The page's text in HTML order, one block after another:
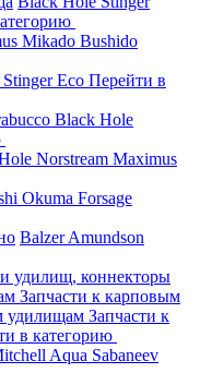
Mikado Bushido
StingerEco Перейти в
Black Hole
Norstream Maximus
Okuma Forsage
BalzerAmundson
удилищ, коннекторы
Запчасти к карповым
удилищам Запчасти к
в категорию
Aqua Sabaneev